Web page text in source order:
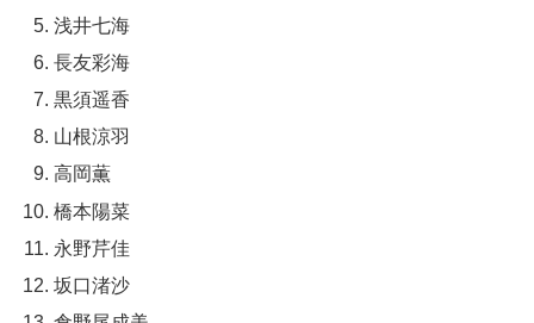
浅井七海
長友彩海
黒須遥香
山根涼羽
高岡薫
橋本陽菜
永野芹佳
坂口渚沙